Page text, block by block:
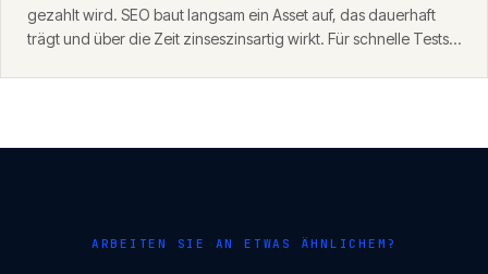
gezahlt wird. SEO baut langsam ein Asset auf, das dauerhaft
trägt und über die Zeit zinseszinsartig wirkt. Für schnelle Tests
ARBEITEN SIE AN ETWAS ÄHNLICHEM?